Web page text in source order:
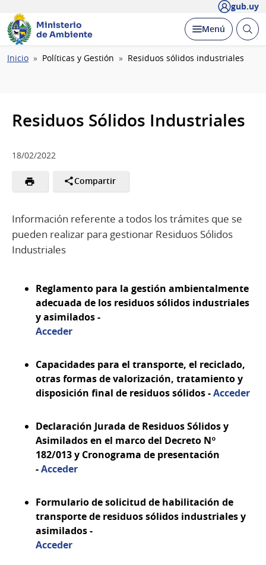
gub.uy
Ministerio
de Ambiente
Desplegar
Menú Abrir
Ruta
Inicio Políticas y Gestión Residuos sólidos industriales
Residuos Sólidos Industriales
18/02/2022
Compartir
Información referente a todos los trámites que se
pueden realizar para gestionar Residuos Sólidos
Industriales
Reglamento para la gestión ambientalmente
adecuada de los residuos sólidos industriales
y asimilados -
Acceder
Capacidades para el transporte, el reciclado,
otras formas de valorización, tratamiento y
disposición final de residuos sólidos -Acceder
Declaración Jurada de Residuos Sólidos y
Asimilados en el marco del Decreto Nº
182/013 y Cronograma de presentación
-Acceder
Formulario de solicitud de habilitación de
transporte de residuos sólidos industriales y
asimilados -
Acceder